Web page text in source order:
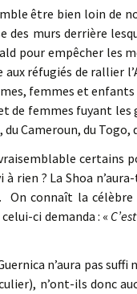
être bien loin de
des murs derrière
pour empêcher les
aux réfugiés de rallier
femmes et enfants
de femmes fuyant
du Cameroun, du
certains
à rien ? La Shoa
On connaît la célèbre
ci demanda : «
n’aura pas
n’ont-ils donc